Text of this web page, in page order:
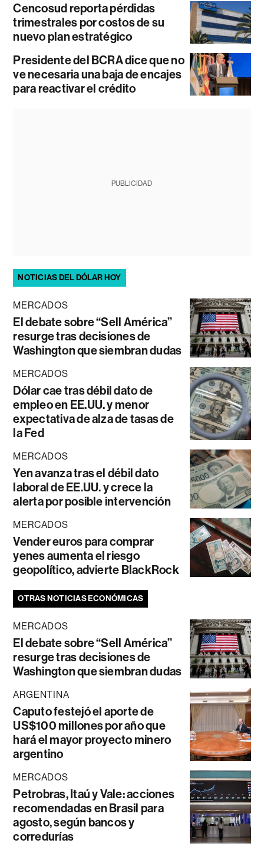
Cencosud reporta pérdidas
trimestrales por costos de su
nuevo plan estratégico
Presidente del BCRA dice que no
ve necesaria una baja de encajes
para reactivar el crédito
PUBLICIDAD
NOTICIAS DEL DÓLAR HOY
MERCADOS
El debate sobre “Sell América”
resurge tras decisiones de
Washington que siembran dudas
MERCADOS
Dólar cae tras débil dato de
empleo en EE.UU. y menor
expectativa de alza de tasas de
la Fed
MERCADOS
Yen avanza tras el débil dato
laboral de EE.UU. y crece la
alerta por posible intervención
MERCADOS
Vender euros para comprar
yenes aumenta el riesgo
geopolítico, advierte BlackRock
OTRAS NOTICIAS ECONÓMICAS
MERCADOS
El debate sobre “Sell América”
resurge tras decisiones de
Washington que siembran dudas
ARGENTINA
Caputo festejó el aporte de
US$100 millones por año que
hará el mayor proyecto minero
argentino
MERCADOS
Petrobras, Itaú y Vale: acciones
recomendadas en Brasil para
agosto, según bancos y
corredurías